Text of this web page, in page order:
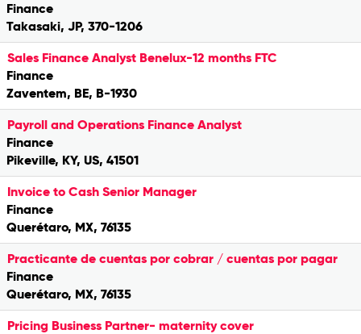
Finance
Takasaki, JP, 370-1206
Sales Finance Analyst Benelux-12 months FTC
Finance
Zaventem, BE, B-1930
Payroll and Operations Finance Analyst
Finance
Pikeville, KY, US, 41501
Invoice to Cash Senior Manager
Finance
Querétaro, MX, 76135
Practicante de cuentas por cobrar / cuentas por pagar
Finance
Querétaro, MX, 76135
Pricing Business Partner- maternity cover